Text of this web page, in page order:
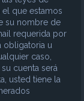
que estamos
su nombre de
requerida por
obligatoria u
caso,
cuenta será
usted tiene la